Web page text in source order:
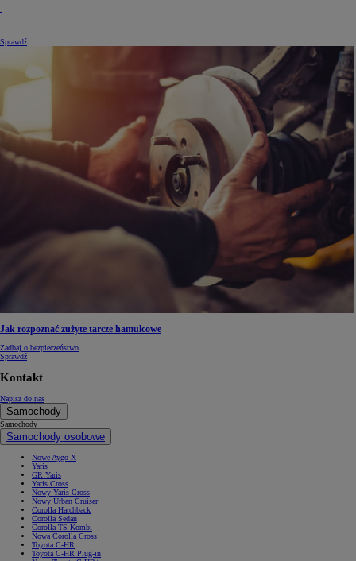
Sprawdź
Jak rozpoznać zużyte tarcze hamulcowe
Zadbaj o bezpieczeństwo
Sprawdź
Kontakt
Napisz do nas
Samochody
Samochody
Samochody osobowe
Nowe Aygo X
Yaris
GR Yaris
Yaris Cross
Nowy Yaris Cross
Nowy Urban Cruiser
Corolla Hatchback
Corolla Sedan
Corolla TS Kombi
Nowa Corolla Cross
Toyota C-HR
Toyota C-HR Plug-in